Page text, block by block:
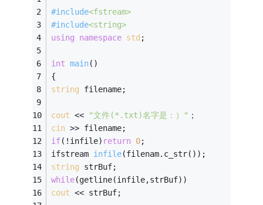
#include<fstream>
#include<string>
using
namespace std ;
int main()
{
string filename;
cout << "文件(*.txt)名字是：）" ；
cin >> filename;
if(!infile) return 0;
ifstream infile(filenam.c_str() ) ;
string strBuf;
while(getline(infile,strBuf))
cout << strBuf;